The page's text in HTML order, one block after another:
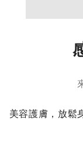
美容護膚，放鬆